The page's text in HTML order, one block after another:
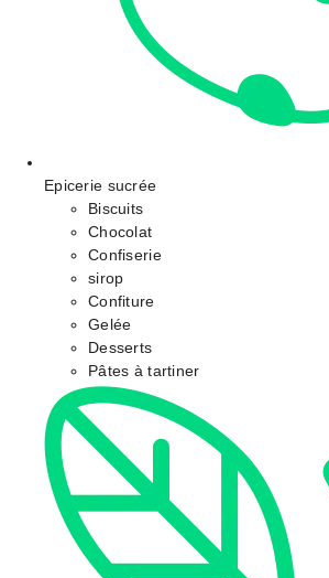
Epicerie sucrée
Biscuits
Chocolat
Confiserie
sirop
Confiture
Gelée
Desserts
Pâtes à tartiner